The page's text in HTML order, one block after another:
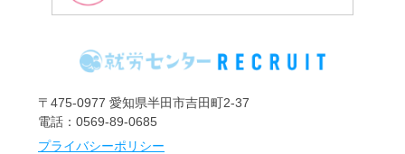
〒475-0977 愛知県半田市吉田町2-37
電話：0569-89-0685
プライバシーポリシー